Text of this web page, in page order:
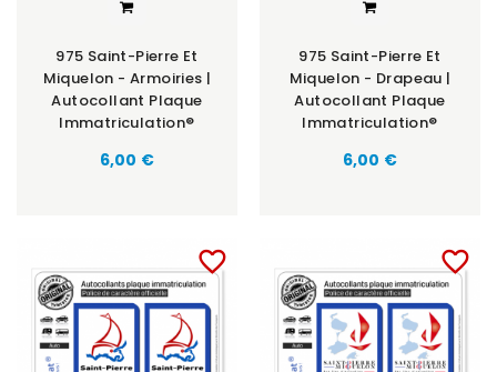
975 Saint-Pierre Et
Miquelon - Armoiries |
Autocollant Plaque
Immatriculation®
6,00 €
975 Saint-Pierre Et
Miquelon - Drapeau |
Autocollant Plaque
Immatriculation®
6,00 €
favorite_border favorite_border